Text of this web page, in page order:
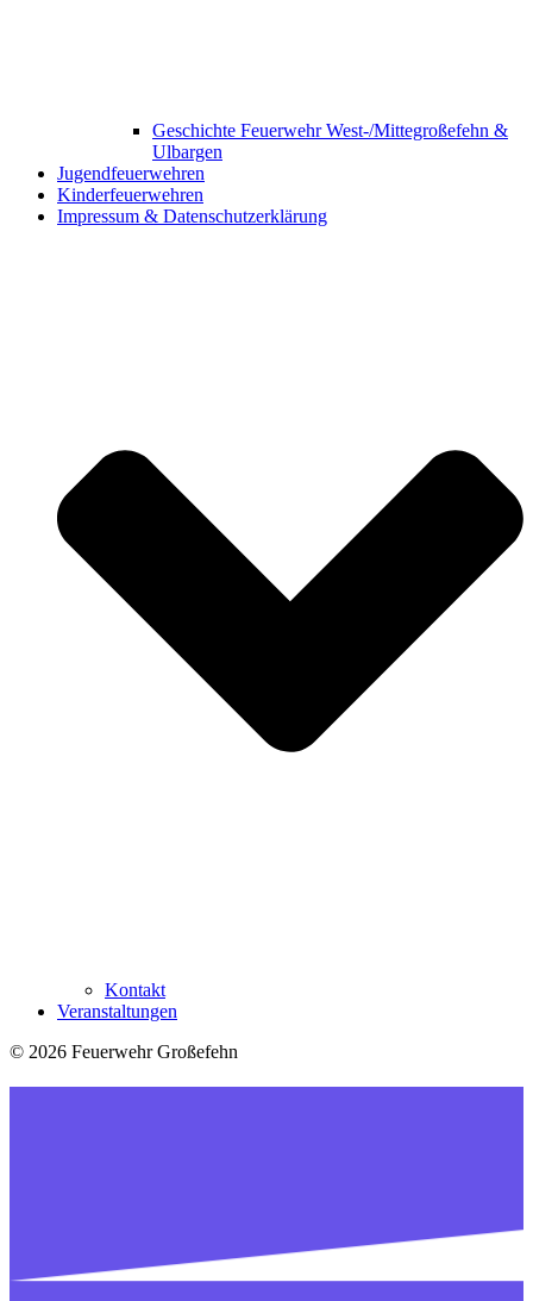
Geschichte Feuerwehr West-/Mittegroßefehn &
Ulbargen
Jugendfeuerwehren
Kinderfeuerwehren
Impressum & Datenschutzerklärung
Kontakt
Veranstaltungen
© 2026 Feuerwehr Großefehn